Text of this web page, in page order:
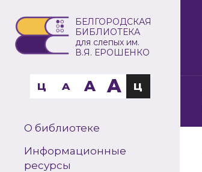
БЕЛГОРОДСКАЯ
БИБЛИОТЕКА
для слепых им.
В.Я. ЕРОШЕНКО
Ц A A A Ц
О библиотеке
Информационные
ресурсы